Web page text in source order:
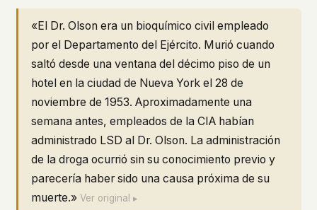
«El Dr. Olson era un bioquímico civil empleado
por el Departamento del Ejército. Murió cuando
saltó desde una ventana del décimo piso de un
hotel en la ciudad de Nueva York el 28 de
noviembre de 1953. Aproximadamente una
semana antes, empleados de la CIA habían
administrado LSD al Dr. Olson. La administración
de la droga ocurrió sin su conocimiento previo y
parecería haber sido una causa próxima de su
muerte.»Ver original ▸